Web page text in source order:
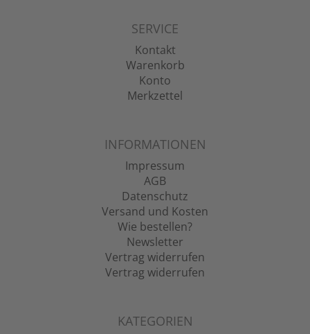
SERVICE
Kontakt
Warenkorb
Konto
Merkzettel
INFORMATIONEN
Impressum
AGB
Datenschutz
Versand und Kosten
Wie bestellen?
Newsletter
Vertrag widerrufen
Vertrag widerrufen
KATEGORIEN